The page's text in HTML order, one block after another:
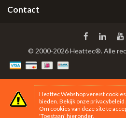
Contact
© 2000-2026 Heattec®. Alle
Heattec Webshop vereist
bieden. Bekijk onzeprivacybeleid
Om cookies van deze site te
'Toestaan' hieronder.